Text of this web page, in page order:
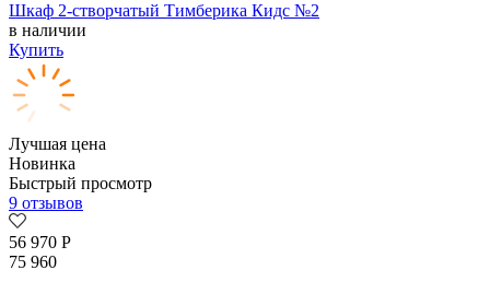
Шкаф 2-створчатый Тимберика Кидс №2
в наличии
Купить
Лучшая цена
Новинка
Быстрый просмотр
9 отзывов
56 970 Р
75 960